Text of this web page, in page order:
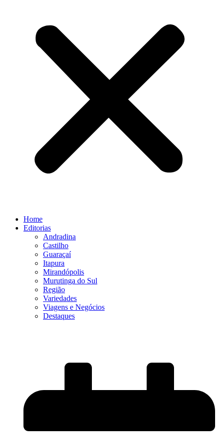
Home
Editorias
Andradina
Castilho
Guaraçaí
Itapura
Mirandópolis
Murutinga do Sul
Região
Variedades
Viagens e Negócios
Destaques